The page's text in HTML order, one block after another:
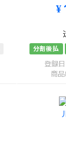
¥
分割後払
登録
商